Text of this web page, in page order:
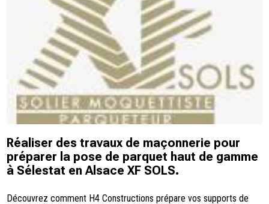
Réaliser des travaux de maçonnerie pour
préparer la pose de parquet haut de gamme
à Sélestat en Alsace XF SOLS.
Découvrez comment H4 Constructions prépare vos supports de